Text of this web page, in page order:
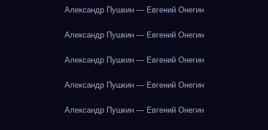
Александр Пушкин — Евгений Онегин
Александр Пушкин — Евгений Онегин
Александр Пушкин — Евгений Онегин
Александр Пушкин — Евгений Онегин
Александр Пушкин — Евгений Онегин